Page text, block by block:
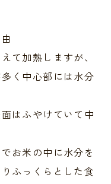
て加熱しますが、
く中心部には水分
はふやけていて中
お米の中に水分を
ふっくらとした食